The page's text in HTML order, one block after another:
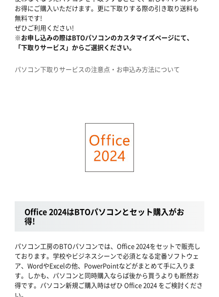
お得にご購入いただけます。更に下取りする際の引き取り送料も
無料です!
ぜひご利用ください!
※お申し込みの際はBTOパソコンのカスタマイズページにて、
「下取りサービス」からご選択ください。
パソコン下取りサービスの注意点・お申込み方法について
Office 2024はBTOパソコンとセット購入がお
得!
パソコン工房のBTOパソコンでは、Office 2024をセットで販売し
ております。学校やビジネスシーンで必須となる定番ソフトウェ
ア、WordやExcelの他、PowerPointなどがまとめて手に入りま
す。しかも、パソコンと同時購入ならば後から買うよりも断然お
得です。パソコン新規ご購入時はぜひ Office 2024 をご検討くださ
い。